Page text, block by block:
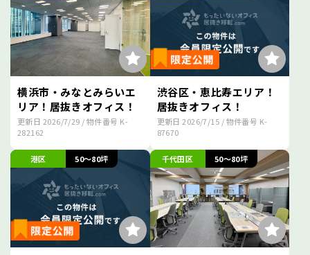
横浜市・みなとみらいエ
リア！居抜きオフィス！
更新日 2026/7/29 / 物件番号 K-
282162
渋谷区・恵比寿エリア！
居抜きオフィス！
更新日2026/7/15 / 物件番号 K-
87670
港区 50～80坪 千代田区 50～80坪